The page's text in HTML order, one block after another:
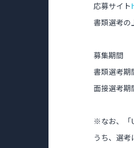
応募サイト
書類選考の
募集期間
書類選考
面接選考期
※なお、「
うち、選考